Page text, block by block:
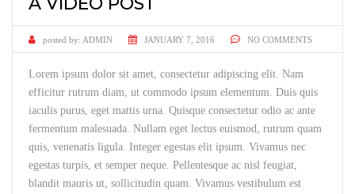
posted by: ADMIN JANUARY 7, 2016 NO COMMENTS
Lorem ipsum dolor sit amet, consectetur adipiscing elit. Nam
efficitur rutrum diam, ut commodo ipsum elementum. Duis quis
iaculis purus, eget mattis urna. Quisque consectetur odio ac ante
fermentum malesuada. Nullam eget lectus euismod, rutrum quam
quis, venenatis ligula. Integer egestas elit ipsum. Vivamus nec
egestas turpis, et semper neque. Pellentesque ac nisl feugiat,
blandit mauris ut, sollicitudin quam. Vivamus vestibulum est